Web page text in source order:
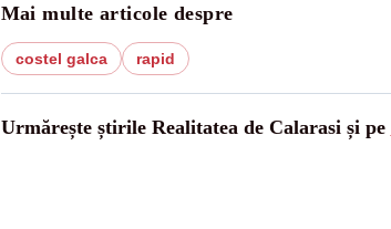
Mai multe articole despre
costel galca rapid
Urmărește știrile Realitatea de Calarasi și pe